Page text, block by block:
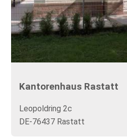
Kantorenhaus Rastatt
Leopoldring 2c
DE-76437 Rastatt